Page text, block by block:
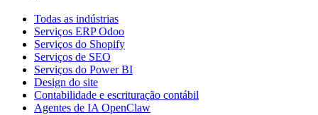
Todas as indústrias
Serviços ERP Odoo
Serviços do Shopify
Serviços de SEO
Serviços do Power BI
Design do site
Contabilidade e escrituração contábil
Agentes de IA OpenClaw